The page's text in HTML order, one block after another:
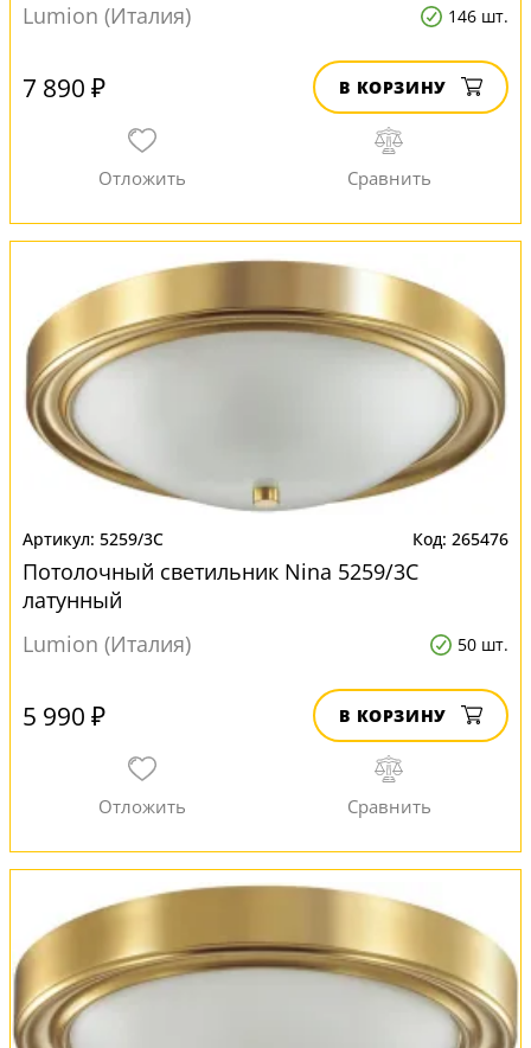
Lumion (Италия)
146 шт.
7 890 ₽ В КОРЗИНУ
5259/3C 265476
Потолочный светильник Nina 5259/3C
латунный
Lumion (Италия)
50 шт.
5 990 ₽ В КОРЗИНУ